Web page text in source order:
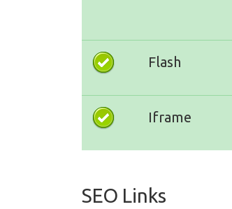
Flash
Iframe
SEO Links